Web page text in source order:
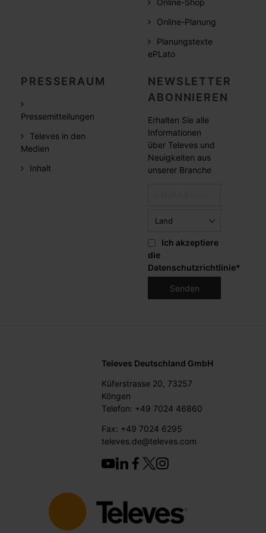
Online-Shop
Online-Planung
Planungstexte
ePLato
PRESSERAUM
Pressemitteilungen
Televes in den
Medien
Inhalt
NEWSLETTER
ABONNIEREN
Erhalten Sie alle
Informationen
über Televes und
Neuigkeiten aus
unserer Branche
Ich akzeptiere
die
Datenschutzrichtlinie*
Televes Deutschland GmbH
Küferstrasse 20, 73257
Köngen
Telefon: +49 7024 46860
Fax: +49 7024 6295
televes.de@televes.com